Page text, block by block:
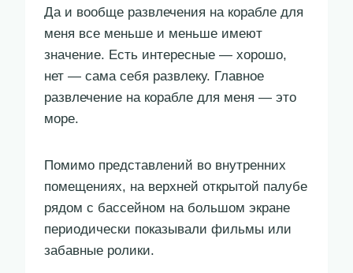
Да и вообще развлечения на корабле для
меня все меньше и меньше имеют
значение. Есть интересные — хорошо,
нет — сама себя развлеку. Главное
развлечение на корабле для меня — это
море.
Помимо представлений во внутренних
помещениях, на верхней открытой палубе
рядом с бассейном на большом экране
периодически показывали фильмы или
забавные ролики.